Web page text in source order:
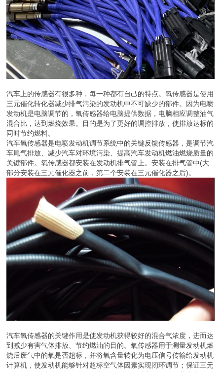
汽车上的传感器有很多种，每一种都有自己的特点。氧传感器是使用
三元催化转化器减少排气污染的发动机中不可缺少的部件。因为电喷
发动机是电脑调节的，氧传感器给电脑提供数据，电脑相应调整油气
混合比，达到燃烧效果。目的是为了更好的调控排放，使排放达标的
同时节约燃料。
汽车氧传感器是电喷发动机调节系统中的关键反馈传感器，是调节汽
车尾气排放、减少汽车对环境污染、提高汽车发动机燃油燃烧质量的
关键部件。氧传感器都安装在发动机排气管上。安装在排气管中(大
部分安装在三元催化器之前，第二个安装在三元催化器之后)。
汽车氧传感器的关键作用是使发动机获得较好的混合气浓度，进而达
到减少有害气体排放、节约燃油的目的。氧传感器用于测量发动机燃
烧后废气中的氧是否超标，并将氧含量转化为电压信号传输给发动机
计算机，使发动机能够针对超标空气体因素实现闭环调节；保证三元